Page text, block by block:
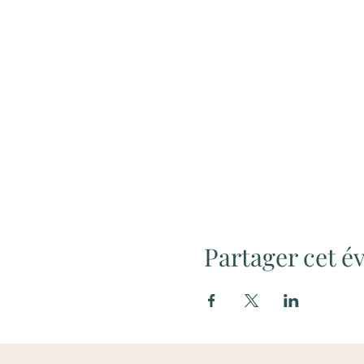
Partager cet